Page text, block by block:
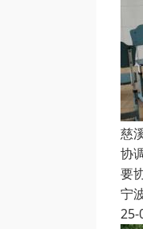
慈
协
要
宁
25-